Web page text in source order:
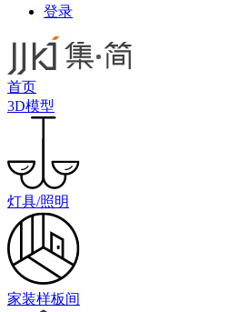
登录
首页
3D模型
灯具/照明
家装样板间